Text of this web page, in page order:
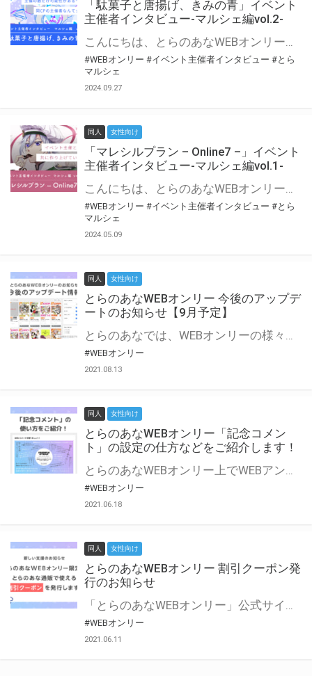
「駄菓子と唐揚げ、きみの青」イベント
主催者インタビュー-マルシェ編vol.2-
こんにちは、とらのあなWEBオンリー運営スタッフです。 新たにお届けする、イベント主催者インタビュー-マルシェ編-は、 とらのあなWEBオンリー「マルシェ」をご利用の主催様に 「マルシェ」を使ってイベントを開催した感想や心がけをお聞きする企画です。 今回は、WEBオンリー初開催「駄菓子と唐揚げ、きみの青」より、 主催のぎこ六屋様にお話を伺いました。 協力：ぎこ六屋様／イベント公式Twitter（@krkgwks） とらのあなWEBオンリー「マルシェ」とは？ WEBオンリーでリアルタイムでコミュニケーションがとれるオンライン会場です。
#WEBオンリー #イベント主催者インタビュー #とら
マルシェ
2024.09.27
同人 女性向け
「マレシルプラン – Online7 –」イベント
主催者インタビュー-マルシェ編vol.1-
こんにちは、とらのあなWEBオンリー運営スタッフです。 新たにお届けする、イベント主催者インタビュー-マルシェ編-は、 とらのあなWEBオンリー「マルシェ」をご利用した主催様に 「マルシェ」を使って開催した感想や心がけをお聞きする企画です。 今回は、WEBオンリー開催7回目迎えた「マレシルプラン – Online7 –」より、 主催の玉川うた様にお話を伺いました。 ▼マレシルプランのインタビュー前回記事 「イベント主催者インタビュー vol.6」はこちら 協力：玉川うた様（マレシルプラン実行委員会 代表）／イベント公式Twitter（@mallesil_plan） とらのあなWEBオンリー「マルシェ」とは？ WEBオンリーでリアルタイムでコミュニケーションがとれるオンライン会場です。
#WEBオンリー #イベント主催者インタビュー #とら
マルシェ
2024.05.09
同人 女性向け
とらのあなWEBオンリー 今後のアップデ
ートのお知らせ【9月予定】
とらのあなでは、WEBオンリーの様々な支援を実施しています。 今回は2021年9月に実装を予定しているアップデート情報についてご紹介いたします。 とらのあなWEBオンリーサイトはこちら
#WEBオンリー
2021.08.13
同人 女性向け
とらのあなWEBオンリー「記念コメン
ト」の設定の仕方などをご紹介します！
とらのあなWEBオンリー上でWEBアンソロジーが作成できる「記念コメント」について、その使い方や作成手順を解説します！ 支援タイプを「サークル参加型」「サークル参加型・マルシェ(イベント会場)機能付き」でお申し込みいただいている主催者様はぜひご活用ください♪ とらのあなWEBオンリーサイトはこちら
#WEBオンリー
2021.06.18
同人 女性向け
とらのあなWEBオンリー 割引クーポン発
行のお知らせ
「とらのあなWEBオンリー」公式サイトでとらのあな通販の「割引クーポン」を配布中！ イベントごとに開催当日限定で使える割引クーポンのシリアルコードを発行します。 とらのあなWEBオンリーのページをチェックして、イベント当日にお得にお買い物を楽しみましょう♪ ※本キャンペーンは予告なく終了する場合がございます。 とらのあなWEBオンリーサイトはこちら
#WEBオンリー
2021.06.11